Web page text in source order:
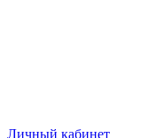
Личный кабинет